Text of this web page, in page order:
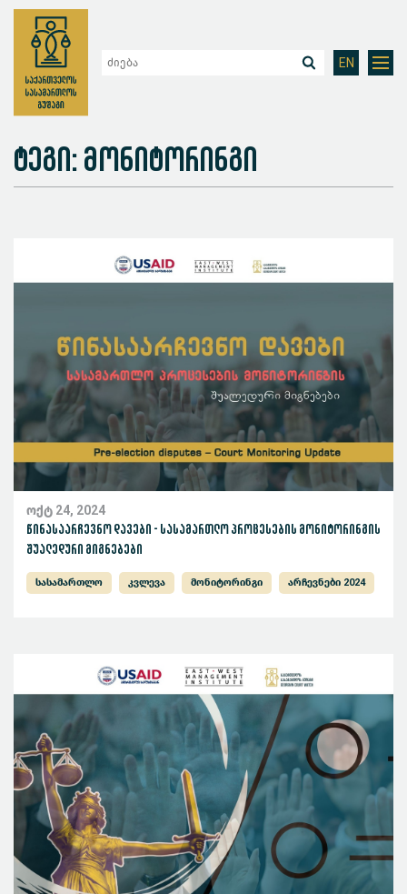
EN
ტეგი: მონიტორინგი
ოქტ 24, 2024
წინასაარჩევნო დავები - სასამართლო პროცესების მონიტორინგის
შუალედური მიგნებები
სასამართლო კვლევა მონიტორინგი არჩევნები 2024